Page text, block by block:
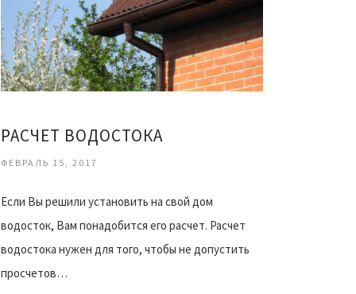
РАСЧЕТ ВОДОСТОКА
ФЕВРАЛЬ 15, 2017
Если Вы решили установить на свой дом
водосток, Вам понадобится его расчет. Расчет
водостока нужен для того, чтобы не допустить
просчетов…